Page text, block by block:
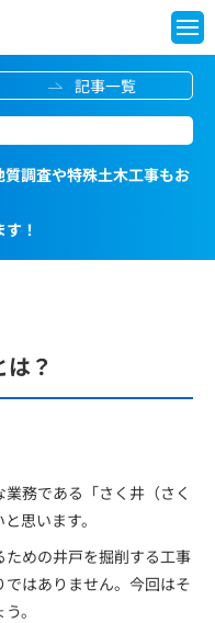
調査や特殊土木工事もお
！
記事一覧
？
務である「さく井（さく
思います。
めの井戸を掘削する工事
はありません。今回はそ
。